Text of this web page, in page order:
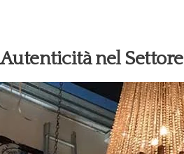
nel Settore